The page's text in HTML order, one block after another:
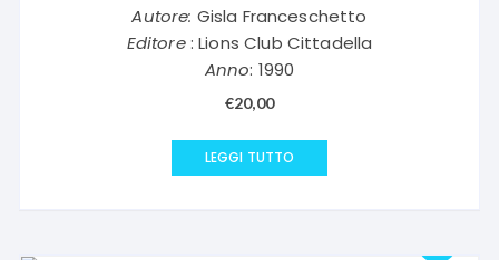
Autore: Gisla Franceschetto
Editore: Lions Club Cittadella
Anno: 1990
€20,00
LEGGI TUTTO